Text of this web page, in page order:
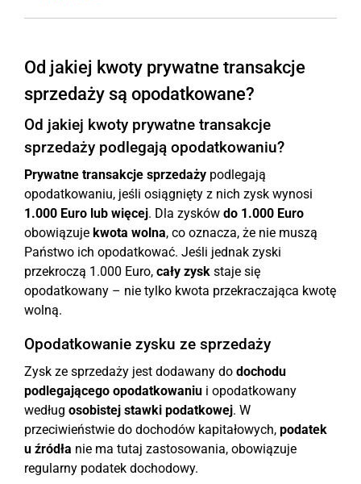
Od jakiej kwoty prywatne transakcje
sprzedaży są opodatkowane?
Od jakiej kwoty prywatne transakcje
sprzedaży podlegają opodatkowaniu?
Prywatne transakcje sprzedaży podlegają
opodatkowaniu, jeśli osiągnięty z nich zysk wynosi
1.000 Euro lub więcej. Dla zysków do 1.000 Euro
obowiązuje kwota wolna, co oznacza, że nie muszą
Państwo ich opodatkować. Jeśli jednak zyski
przekroczą 1.000 Euro, cały zysk staje się
opodatkowany – nie tylko kwota przekraczająca kwotę
wolną.
Opodatkowanie zysku ze sprzedaży
Zysk ze sprzedaży jest dodawany do dochodu
podlegającego opodatkowaniu i opodatkowany
według osobistej stawki podatkowej. W
przeciwieństwie do dochodów kapitałowych, podatek
u źródła nie ma tutaj zastosowania, obowiązuje
regularny podatek dochodowy.